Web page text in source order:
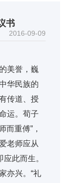
书
2016-09-09
美誉，巍
华民族的
传道、授
运。荀子
而重傅”，
老师应从
此而生。
亦兴。“礼